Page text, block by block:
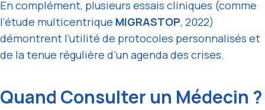
En complément, plusieurs essais cliniques (comme
l’étude multicentrique MIGRASTOP, 2022)
démontrent l’utilité de protocoles personnalisés et
de la tenue régulière d’un agenda des crises.
Quand Consulter un Médecin ?